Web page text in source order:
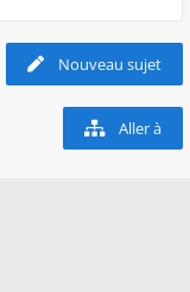
Nouveau sujet
Aller à